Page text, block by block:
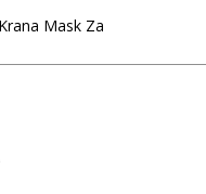
Krana Mask Za